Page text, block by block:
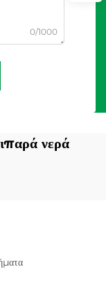
0/1000
νερά